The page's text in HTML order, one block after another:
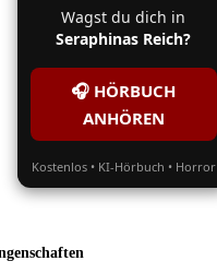
Wagst du dich in
Seraphinas Reich?
🎧 HÖRBUCH
ANHÖREN
Kostenlos • KI-Hörbuch • Horror